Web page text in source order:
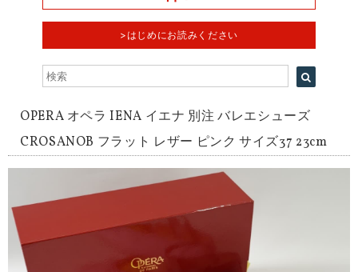
>はじめにお読みください
OPERA オペラ IENA イエナ 別注 バレエシューズ
CROSANOB フラット レザー ピンク サイズ37 23cm